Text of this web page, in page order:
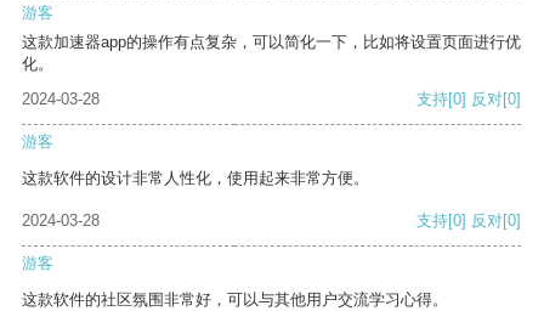
游客
这款加速器app的操作有点复杂，可以简化一下，比如将设置页面进行优
化。
2024-03-28
支持[0] 反对[0]
游客
这款软件的设计非常人性化，使用起来非常方便。
2024-03-28 支持[0] 反对[0]
游客
这款软件的社区氛围非常好，可以与其他用户交流学习心得。